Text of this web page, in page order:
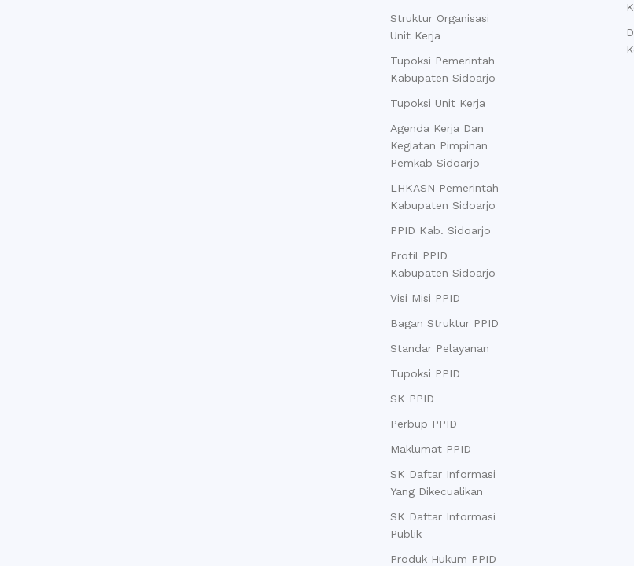
Struktur Organisasi
Unit Kerja
Tupoksi Pemerintah
Kabupaten Sidoarjo
Tupoksi Unit Kerja
Agenda Kerja Dan
Kegiatan Pimpinan
Pemkab Sidoarjo
LHKASN Pemerintah
Kabupaten Sidoarjo
PPID Kab. Sidoarjo
Profil PPID
Kabupaten Sidoarjo
Visi Misi PPID
Bagan Struktur PPID
Standar Pelayanan
Tupoksi PPID
SK PPID
Perbup PPID
Maklumat PPID
SK Daftar Informasi
Yang Dikecualikan
SK Daftar Informasi
Publik
Produk Hukum PPID